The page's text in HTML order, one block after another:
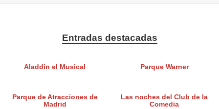
Entradas destacadas
Aladdin el Musical Parque Warner
Parque de Atracciones de
Madrid
Las noches del Club de la
Comedia